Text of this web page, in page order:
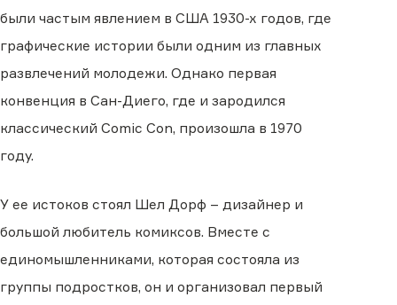
были частым явлением в США 1930-х годов, где
графические истории были одним из главных
развлечений молодежи. Однако первая
конвенция в Сан-Диего, где и зародился
классический Comic Con, произошла в 1970
году.
У ее истоков стоял Шел Дорф – дизайнер и
большой любитель комиксов. Вместе с
единомышленниками, которая состояла из
группы подростков, он и организовал первый